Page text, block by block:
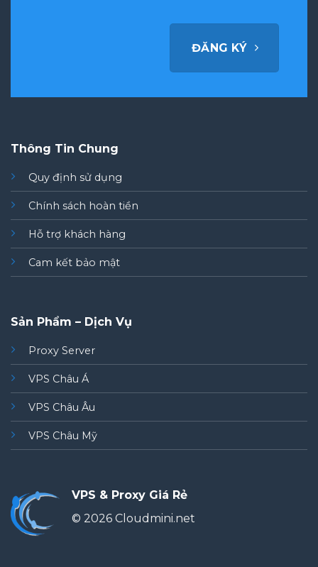
ĐĂNG KÝ
Thông Tin Chung
Quy định sử dụng
Chính sách hoàn tiền
Hỗ trợ khách hàng
Cam kết bảo mật
Sản Phẩm – Dịch Vụ
Proxy Server
VPS Châu Á
VPS Châu Âu
VPS Châu Mỹ
VPS & Proxy Giá Rẻ
© 2026 Cloudmini.net